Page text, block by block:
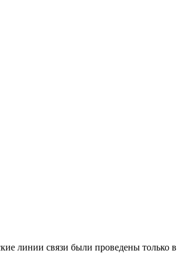
линии связи были проведены только в